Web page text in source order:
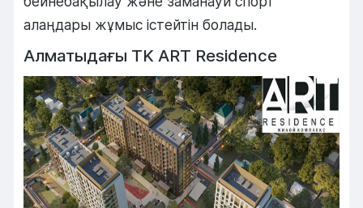
алаңдары жұмыс істейтін болады.
Алматыдағы TK ART Residence